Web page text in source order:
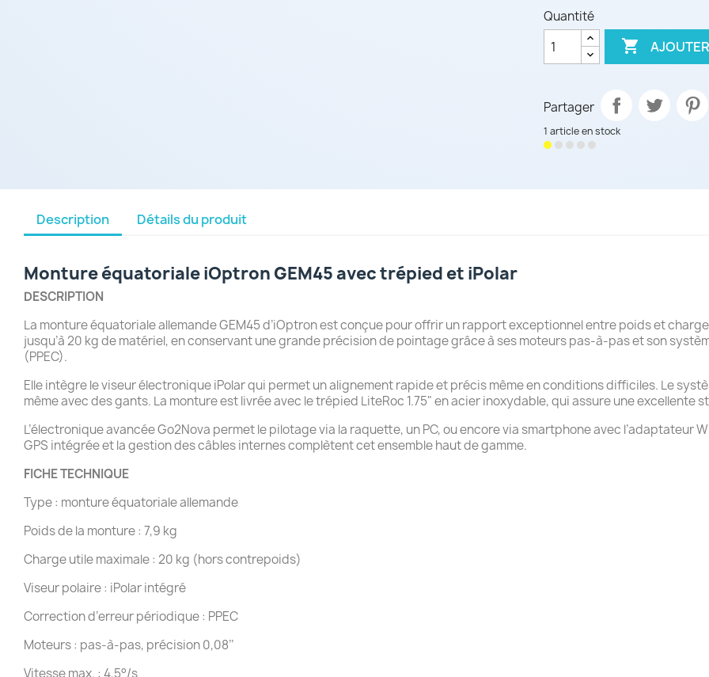
Quantité

Partager
1 article en stock
Description Détails du produit
Monture équatoriale iOptron GEM45 avec trépied et iPolar
DESCRIPTION
La monture équatoriale allemande GEM45 d’iOptron est conçue pour offrir un rapport exceptionnel entre poids et
jusqu’à 20 kg de matériel, en conservant une grande précision de pointage grâce à ses moteurs pas-à-pas et son
(PPEC).
Elle intègre le viseur électronique iPolar qui permet un alignement rapide et précis même en conditions difficiles. Le
même avec des gants. La monture est livrée avec le trépied LiteRoc 1.75" en acier inoxydable, qui assure une
L’électronique avancée Go2Nova permet le pilotage via la raquette, un PC, ou encore via smartphone avec l’adaptateur
GPS intégrée et la gestion des câbles internes complètent cet ensemble haut de gamme.
FICHE TECHNIQUE
Type : monture équatoriale allemande
Poids de la monture : 7,9 kg
Charge utile maximale : 20 kg (hors contrepoids)
Viseur polaire : iPolar intégré
Correction d’erreur périodique : PPEC
Moteurs : pas-à-pas, précision 0,08’’
Vitesse max. : 4,5°/s